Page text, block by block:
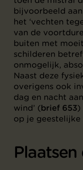
bijvoorbeeld
het ‘vechten
van de
buiten met
schilderen
onmogelijk,
Naast deze
overigens ook
dag en nacht
wind’ (brief 653)
op je geestelijke